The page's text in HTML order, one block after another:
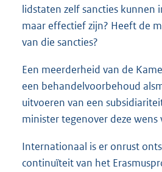
lidstaten zelf sancties kunnen
maar effectief zijn? Heeft de
van die sancties?
Een meerderheid van de
een behandelvoorbehoud
uitvoeren van een
minister tegenover deze wens
Internationaal is er onrust
continuïteit van het